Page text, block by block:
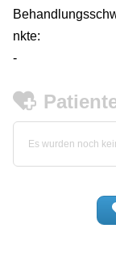
nkte:
-
Es wurden noch